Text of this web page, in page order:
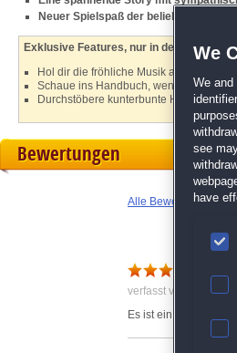
Neuer Spielspaß der beliebten
Exklusive Features, nur in der
Hol dir die fröhliche Musik auf deinen PC
Schaue ins Handbuch, wenn du mal
Durchstöbere kunterbunte
Bewertungen
Alle Bewertungen
verfasst von Kerstin
Es ist ein sehr
We
We and
see
have